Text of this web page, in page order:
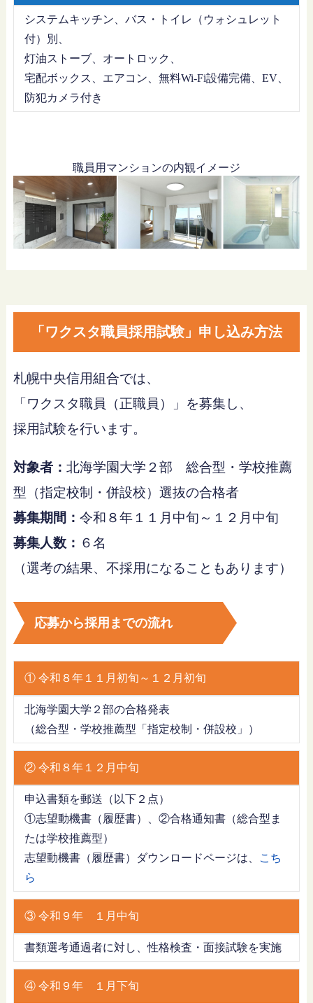
システムキッチン、バス・トイレ（ウォシュレット
付）別、
灯油ストーブ、オートロック、
宅配ボックス、エアコン、無料Wi-Fi設備完備、EV、
防犯カメラ付き
職員用マンションの内観イメージ
「ワクスタ職員採用試験」申し込み方法
札幌中央信用組合では、
「ワクスタ職員（正職員）」を募集し、
採用試験を行います。
対象者： 北海学園大学２部 総合型・学校推薦
型（指定校制・併設校）選抜の合格者
募集期間： 令和８年１１月中旬～１２月中旬
募集人数： ６名
（選考の結果、不採用になることもあります）
応募から採用までの流れ
① 令和８年１１月初旬～１２月初旬
北海学園大学２部の合格発表
（総合型・学校推薦型「指定校制・併設校」）
② 令和８年１２月中旬
申込書類を郵送（以下２点）
①志望動機書（履歴書）、②合格通知書（総合型ま
たは学校推薦型）
志望動機書（履歴書）ダウンロードページは、
こち
ら
③ 令和９年 １月中旬
書類選考通過者に対し、性格検査・面接試験を実施
④ 令和９年 １月下旬